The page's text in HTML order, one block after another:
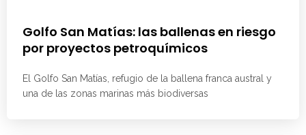
Golfo San Matías: las ballenas en riesgo
por proyectos petroquímicos
El Golfo San Matías, refugio de la ballena franca austral y
una de las zonas marinas más biodiversas